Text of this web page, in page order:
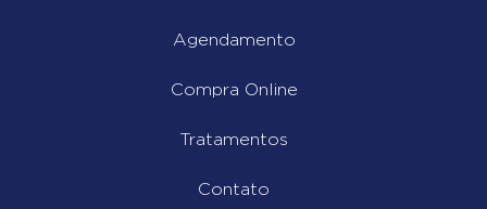
Agendamento
Compra Online
Tratamentos
Contato